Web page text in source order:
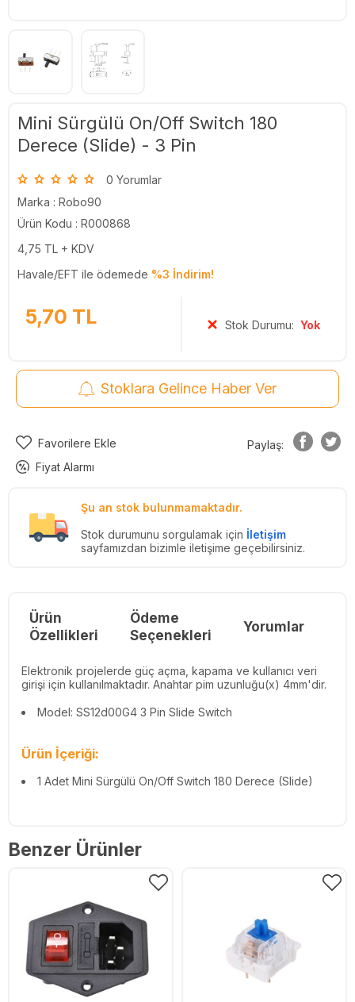
Mini Sürgülü On/Off Switch 180
Derece (Slide) - 3 Pin
0 Yorumlar
Marka : Robo90
Ürün Kodu : R000868
4,75 TL + KDV
Havale/EFT ile ödemede %3 İndirim!
5,70 TL Stok Durumu:Yok
Stoklara Gelince Haber Ver
Favorilere Ekle
Fiyat Alarmı
Paylaş:
Şu an stok bulunmamaktadır.
Stok durumunu sorgulamak için İletişim
sayfamızdan bizimle iletişime geçebilirsiniz.
Ürün
Özellikleri
Ödeme
Seçenekleri
Yorumlar
Elektronik projelerde güç açma, kapama ve kullanıcı veri
girişi için kullanılmaktadır. Anahtar pim uzunluğu(x) 4mm'dir.
Model: SS12d00G4 3 Pin Slide Switch
Ürün İçeriği:
1 Adet Mini Sürgülü On/Off Switch 180 Derece (Slide)
Benzer Ürünler